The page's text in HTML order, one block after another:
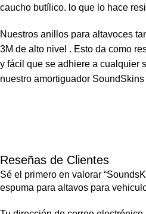
caucho butílico. lo que lo hace
Nuestros anillos para altavoces
3M de alto nivel . Esto da como
y fácil que se adhiere a cualquier
nuestro amortiguador SoundSkins
Reseñas de Clientes
Sé el primero en valorar
espuma para altavos para